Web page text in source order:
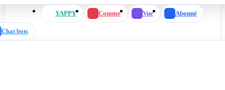
YAPPY Comme Vue Abonné
Chat bots